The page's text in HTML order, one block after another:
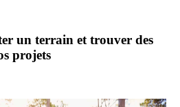
un terrain et trouver des
projets